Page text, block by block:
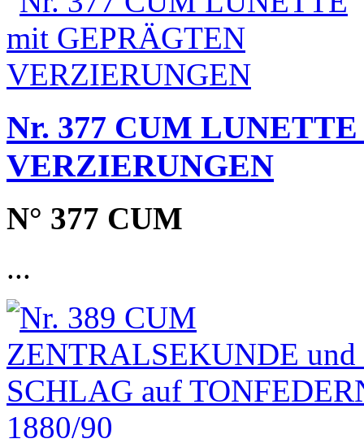
Nr. 377 CUM
VERZIERUNGEN
N° 377 CUM
...